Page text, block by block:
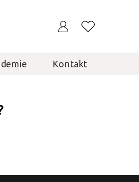
Kontakt